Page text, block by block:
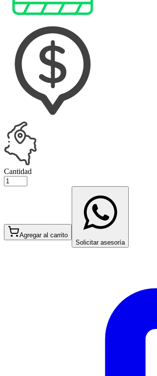
Cantidad
Agregar al carrito
Solicitar asesoría